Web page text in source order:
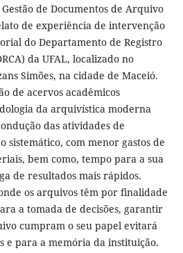
de Documentos de Arquivo
de experiência de intervenção
do Departamento de Registro
da UFAL, localizado no
Simões, na cidade de Maceió.
de acervos acadêmicos
da arquivística moderna
das atividades de
com menor gastos de
bem como, tempo para a sua
de resultados mais rápidos.
os arquivos têm por finalidade
a tomada de decisões, garantir
cumpram o seu papel evitará
e para a memória da instituição.